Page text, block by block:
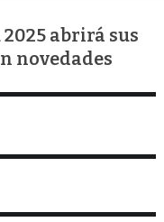
abrirá sus
novedades